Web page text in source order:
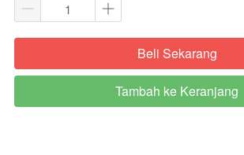
`Beli Sekarang
`
Tambah ke Keranjang